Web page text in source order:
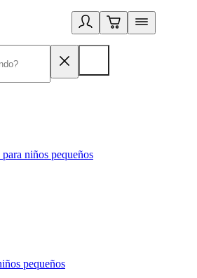
niños pequeños
pequeños